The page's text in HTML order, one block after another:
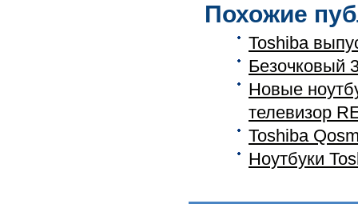
Похожие
Toshiba
Безочковый
Новые
телевизор
Toshiba
Ноутбуки